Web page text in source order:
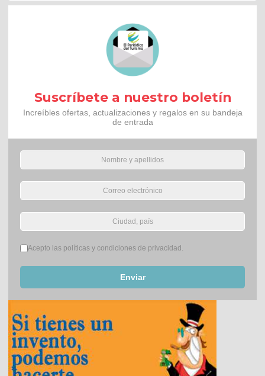
Suscríbete a nuestro boletín
Increíbles ofertas, actualizaciones y regalos en su bandeja
de entrada
Términos del servicio*
Acepto las políticas y condiciones de privacidad.
Enviar